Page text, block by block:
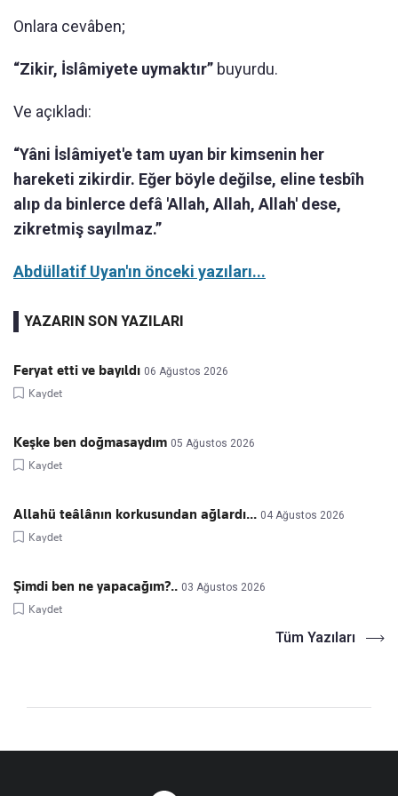
Onlara cevâben;
“Zikir, İslâmiyete uymaktır” buyurdu.
Ve açıkladı:
“Yâni İslâmiyet'e tam uyan bir kimsenin her
hareketi zikirdir. Eğer böyle değilse, eline tesbîh
alıp da binlerce defâ 'Allah, Allah, Allah' dese,
zikretmiş sayılmaz.”
Abdüllatif Uyan'ın önceki yazıları...
YAZARIN SON YAZILARI
Feryat etti ve bayıldı 06 Ağustos 2026
Kaydet
Keşke ben doğmasaydım 05 Ağustos 2026
Kaydet
Allahü teâlânın korkusundan ağlardı... 04 Ağustos 2026
Kaydet
Şimdi ben ne yapacağım?.. 03 Ağustos 2026
Kaydet
Tüm Yazıları